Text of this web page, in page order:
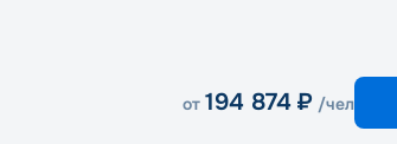
от 194 874 ₽ /чел